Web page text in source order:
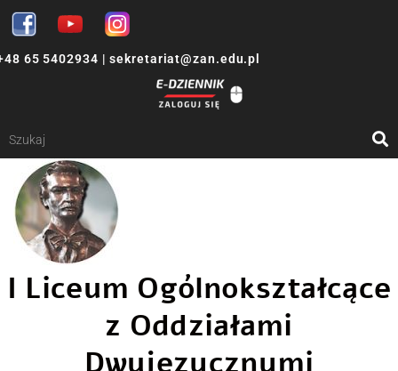
65 5402934 | sekretariat@zan.edu.pl
I Liceum Ogólnokształcące
z Oddziałami